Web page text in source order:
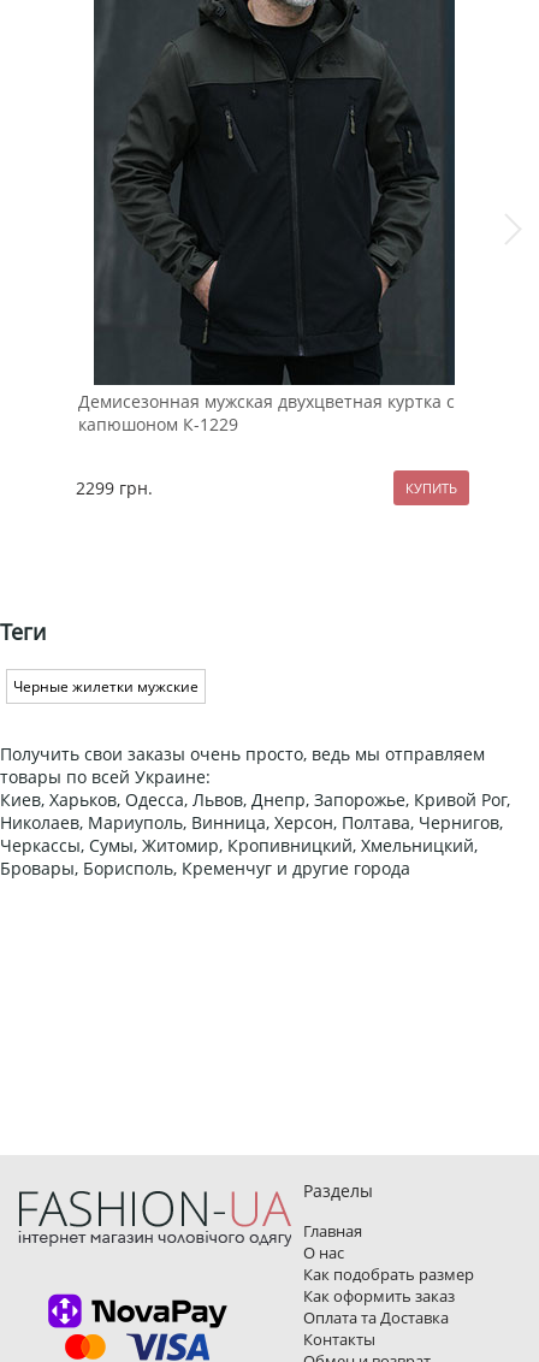
Демисезонная мужская двухцветная куртка с
капюшоном К-1229
2299 грн.
Теги
Черные жилетки мужские
Получить свои заказы очень просто, ведь мы отправляем
товары по всей Украине:
Киев, Харьков, Одесса, Львов, Днепр, Запорожье, Кривой Рог,
Николаев, Мариуполь, Винница, Херсон, Полтава, Чернигов,
Черкассы, Сумы, Житомир, Кропивницкий, Хмельницкий,
Бровары, Борисполь, Кременчуг и другие города
Разделы
Главная
О нас
Как подобрать размер
Как оформить заказ
Оплата та Доставка
Контакты